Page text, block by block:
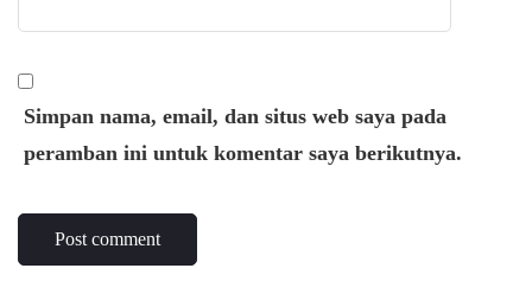
Simpan nama, email, dan situs web saya pada
peramban ini untuk komentar saya berikutnya.